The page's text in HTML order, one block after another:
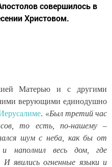
совершилось в
Христовом.
Матерью и с другими
верующими единодушно
. «Был третий час
то есть, по-нашему –
шум с неба, как бы от
и наполнил весь дом, где
И явились огненные языки и